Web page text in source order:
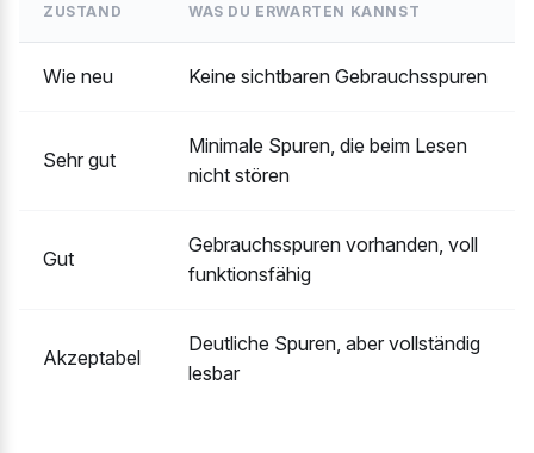
ZUSTAND WAS DU ERWARTEN KANNST
Wie neu Keine sichtbaren Gebrauchsspuren
Sehr gut
Minimale Spuren, die beim Lesen
nicht stören
Gut
Gebrauchsspuren vorhanden, voll
funktionsfähig
Akzeptabel
Deutliche Spuren, aber vollständig
lesbar